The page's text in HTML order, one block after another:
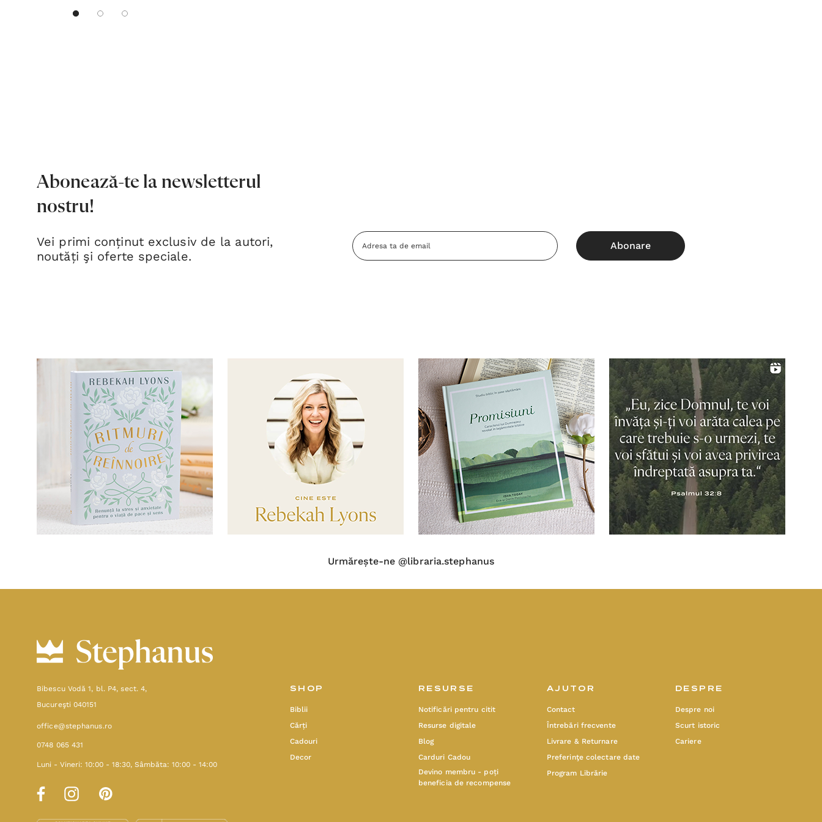
Abonează-te la newsletterul
nostru!
Vei primi conținut exclusiv de la autori,
noutăți şi oferte speciale.
Adresa
Email
Urmărește-ne @libraria.stephanus
Bibescu Vodă 1, bl. P4, sect. 4,
Bucureşti 040151
office@stephanus.ro
0748 065 431
Luni - Vineri: 10:00 - 18:30, Sâmbăta: 10:00 - 14:00
SHOP
Biblii
Cărți
Cadouri
Decor
RESURSE
Notificări pentru citit
Resurse digitale
Blog
Carduri Cadou
Devino membru - poți
beneficia de recompense
AJUTOR
Contact
Întrebări frecvente
Livrare & Returnare
Preferinţe colectare date
Program Librărie
DESPRE
Despre noi
Scurt istoric
Cariere